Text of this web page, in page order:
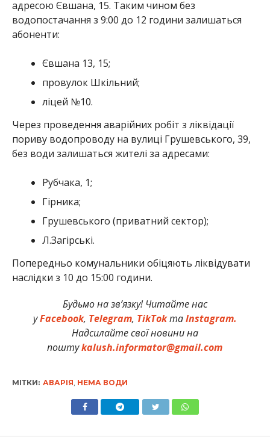
адресою Євшана, 15. Таким чином без
водопостачання з 9:00 до 12 години залишаться
абоненти:
Євшана 13, 15;
провулок Шкільний;
ліцей №10.
Через проведення аварійних робіт з ліквідації
пориву водопроводу на вулиці Грушевського, 39,
без води залишаться жителі за адресами:
Рубчака, 1;
Гірника;
Грушевського (приватний сектор);
Л.Загірські.
Попередньо комунальники обіцяють ліквідувати
наслідки з 10 до 15:00 години.
Будьмо на зв’язку! Читайте нас
уFacebook, Telegram, TikTokтаInstagram.
Надсилайте свої новини на
поштуkalush.informator@gmail.com
МІТКИ: АВАРІЯ НЕМА ВОДИ